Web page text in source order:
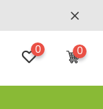
0 0